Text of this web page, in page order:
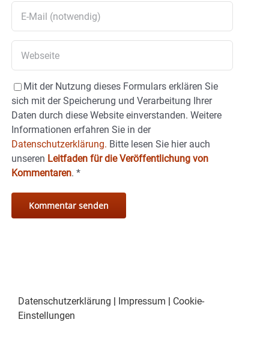
Mit der Nutzung dieses Formulars erklären Sie
sich mit der Speicherung und Verarbeitung Ihrer
Daten durch diese Website einverstanden. Weitere
Informationen erfahren Sie in der
Datenschutzerklärung. Bitte lesen Sie hier auch
unseren Leitfaden für die Veröffentlichung von
Kommentaren. *
Datenschutzerklärung Impressum
Cookie-
Einstellungen